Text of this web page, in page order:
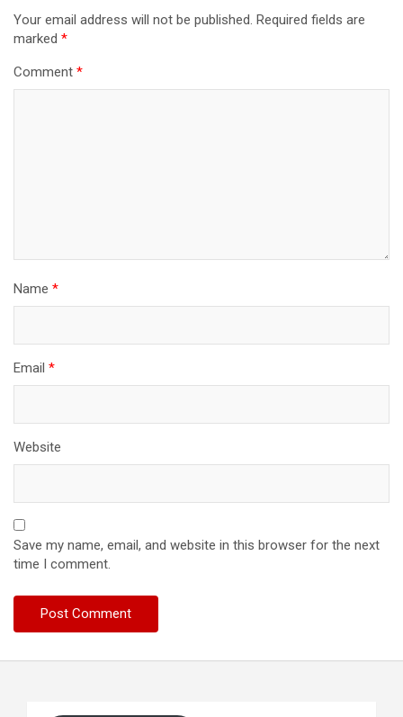
Your email address will not be published. Required fields are
marked *
Comment *
Name *
Email *
Website
Save my name, email, and website in this browser for the next
time I comment.